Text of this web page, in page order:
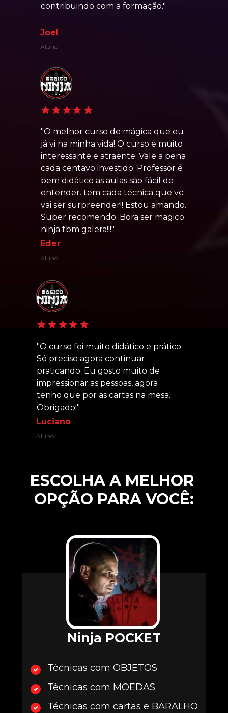
contribuindo com a formação.".
Joel
Aluno
"O melhor curso de mágica que eu
já vi na minha vida! O curso é muito
interessante e atraente. Vale a pena
cada centavo investido. Professor é
bem didático as aulas são fácil de
entender. tem cada técnica que vc
vai ser surpreender!! Estou amando.
Super recomendo. Bora ser magico
ninja tbm galera!!!"
Eder
Aluno
"O curso foi muito didático e prático.
Só preciso agora continuar
praticando. Eu gosto muito de
impressionar as pessoas, agora
tenho que por as cartas na mesa.
Obrigado!"
Luciano
Aluno
Ninja POCKET
ESCOLHA A MELHOR
OPÇÃO PARA VOCÊ:
Técnicas com OBJETOS
Técnicas com MOEDAS
Técnicas com cartas e BARALHO